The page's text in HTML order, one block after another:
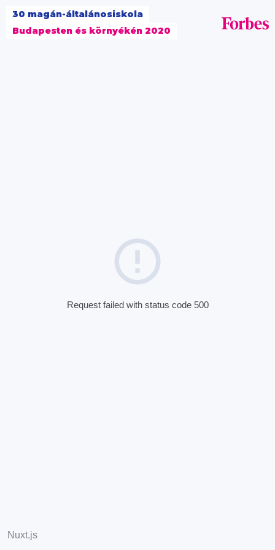
30 magán-általánosiskola
Budapesten és környékén 2020
Request failed with status code 500
Nuxt.js